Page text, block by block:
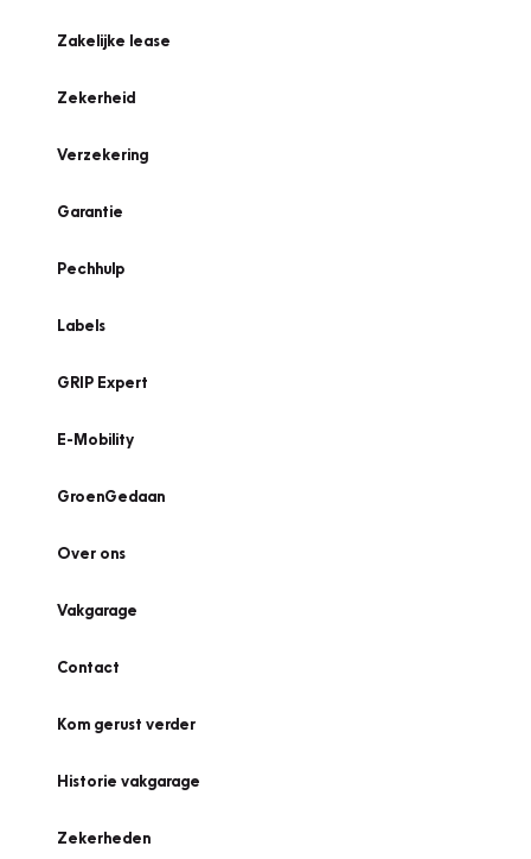
Zakelijke lease
Zekerheid
Verzekering
Garantie
Pechhulp
Labels
GRIP Expert
E-Mobility
GroenGedaan
Over ons
Vakgarage
Contact
Kom gerust verder
Historie vakgarage
Zekerheden